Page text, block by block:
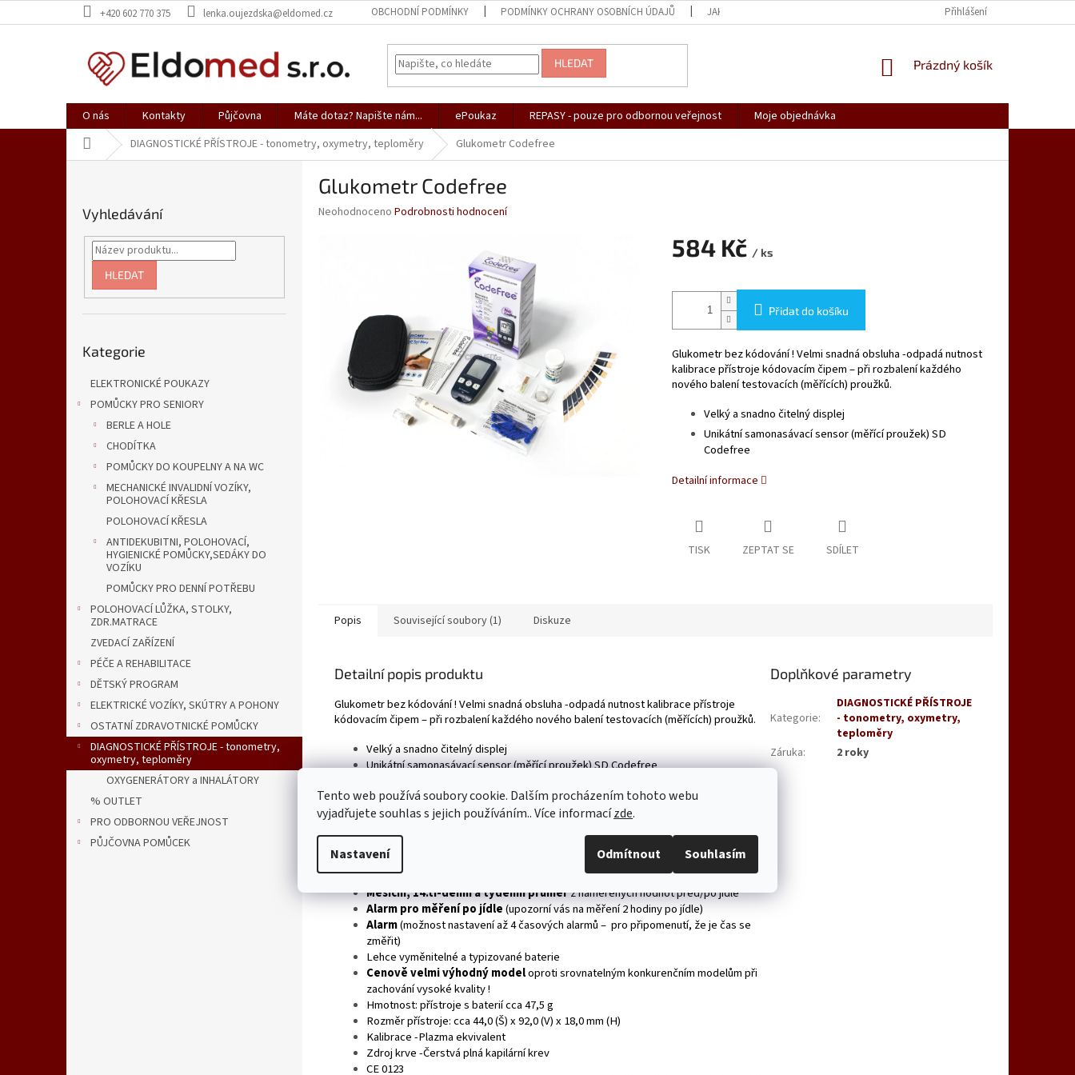
Tento web používá soubory cookie. Dalším procházením tohoto webu
vyjadřujete souhlas s jejich používáním.. Více informacízde.
Nastavení Odmítnout Souhlasím
na
+420 602 770 375 lenka.oujezdska@eldomed.cz OBCHODNÍ PODMÍNKY PODMÍNKY OCHRANY OSOBNÍCH ÚDAJŮ JAK NAKUPOVAT REKLAMACE, VRÁCENÍ ZBOŽÍ
Přihlášení
HLEDAT
NÁKUPNÍ
Prázdný košík
O nás Kontakty Půjčovna Máte dotaz? Napište nám... ePoukaz REPASY - pouze pro odbornou veřejnost
Moje objednávka
Domů DIAGNOSTICKÉ PŘÍSTROJE - tonometry, oxymetry, teploměry Glukometr Codefree
Vyhledávání
HLEDAT
kategorie
Kategorie
ELEKTRONICKÉ POUKAZY
POMŮCKY PRO SENIORY
BERLE A HOLE
CHODÍTKA
POMŮCKY DO KOUPELNY A NA WC
MECHANICKÉ INVALIDNÍ VOZÍKY,
POLOHOVACÍ KŘESLA
POLOHOVACÍ KŘESLA
ANTIDEKUBITNI, POLOHOVACÍ,
HYGIENICKÉ POMŮCKY,SEDÁKY DO
VOZÍKU
POMŮCKY PRO DENNÍ POTŘEBU
POLOHOVACÍ LŮŽKA, STOLKY,
ZDR.MATRACE
ZVEDACÍ ZAŘÍZENÍ
PÉČE A REHABILITACE
DĚTSKÝ PROGRAM
ELEKTRICKÉ VOZÍKY, SKÚTRY A POHONY
OSTATNÍ ZDRAVOTNICKÉ POMŮCKY
DIAGNOSTICKÉ PŘÍSTROJE - tonometry,
oxymetry, teploměry
OXYGENERÁTORY a INHALÁTORY
% OUTLET
PRO ODBORNOU VEŘEJNOST
PŮJČOVNA POMŮCEK
Glukometr Codefree
Průměrné
hvězdiček.
Neohodnoceno Podrobnosti hodnocení
584 Kč / ks
cena:
Přidat do košíku
Glukometr bez kódování ! Velmi snadná obsluha -odpadá nutnost
kalibrace přístroje kódovacím čipem – při rozbalení každého
nového balení testovacích (měřících) proužků.
Velký a snadno čitelný displej
Unikátní samonasávací sensor (měřící proužek) SD
Codefree
Detailní informace
TISK ZEPTAT SE SDÍLET
Popis Související soubory (1) Diskuze
Detailní popis produktu
Glukometr bez kódování ! Velmi snadná obsluha -odpadá nutnost kalibrace přístroje
kódovacím čipem – při rozbalení každého nového balení testovacích (měřících) proužků.
Velký a snadno čitelný displej
Unikátní samonasávací sensor (měřící proužek) SD Codefree
Měřící rozsah: 0,55 – 33,3 mmol/L
Rychlé měření5 vteřinové měření !
Paměť pro 500
, vč. datumu a času
Označení symbolem „před jídlem“ a „po jídle“(pro jasnější přehled
naměřených výsledků)
Měsíční, 14.ti-denní a týdenní průměrz naměřených hodnot před/po jídle
Alarm pro měření po jídle(upozorní vás na měření 2 hodiny po jídle)
Alarm(možnost nastavení až 4 časových alarmů – pro připomenutí, že je čas se
změřit)
Lehce vyměnitelné a typizované baterie
Cenově velmi výhodný modeloproti srovnatelným konkurenčním modelům při
zachování vysoké kvality !
Hmotnost: přístroje s baterií cca 47,5 g
Rozměr přístroje: cca 44,0 (Š) x 92,0 (V) x 18,0 mm (H)
Kalibrace -Plazma ekvivalent
Zdroj krve -Čerstvá plná kapilární krev
CE 0123
Doplňkové parametry
Kategorie:
DIAGNOSTICKÉ PŘÍSTROJE
- tonometry, oxymetry,
teploměry
Záruka: 2 roky